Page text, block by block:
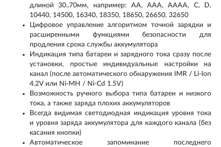
длиной 30..70мм, например: AA, AAA, AAAA, C, D,
10440, 14500, 16340, 18350, 18650, 26650, 32650
Цифровое управление алгоритмом точной зарядки и
расширенными функциями безопасности для
продления срока службы аккумулятора
Индикация типа батареи и зарядного тока сразу после
установки, простые индивидуальные настройки на
канал (после автоматического обнаружения IMR / Li-Ion
4.2V или Ni-MH / Ni-Cd 1.5V)
Возможность ручного выбора типа батареи и низкого
тока, а также заряда плохих аккумуляторов
Всегда видимая светодиодная индикация уровня тока
и уровня заряда аккумулятора для каждого канала (без
касания кнопки)
Автоматическое запоминание последнего